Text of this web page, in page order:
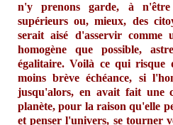
n'y prenons garde, à
supérieurs ou, mieux, des
serait aisé d'asservir comme
homogène que possible,
égalitaire. Voilà ce qui risque
moins brève échéance, si
jusqu'alors, en avait fait une
planète, pour la raison qu'elle
et penser l'univers, se tourner